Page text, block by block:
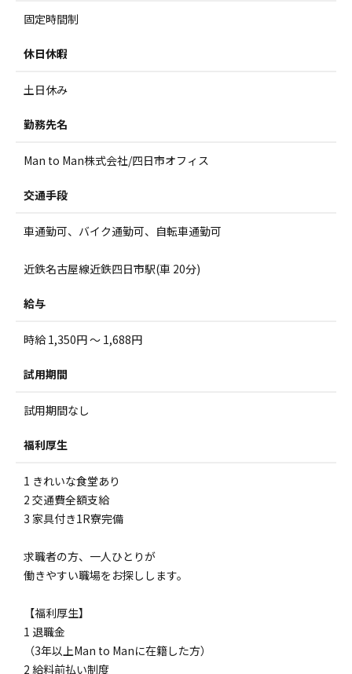
固定時間制
休日休暇
土日休み
勤務先名
Man to Man株式会社/四日市オフィス
交通手段
車通勤可、バイク通勤可、自転車通勤可
近鉄名古屋線近鉄四日市駅(車 20分)
給与
時給 1,350円 ～ 1,688円
試用期間
試用期間なし
福利厚生
1 きれいな食堂あり
2 交通費全額支給
3 家具付き1R寮完備
求職者の方、一人ひとりが
働きやすい職場をお探しします。
【福利厚生】
1 退職金
（3年以上Man to Manに在籍した方）
2 給料前払い制度